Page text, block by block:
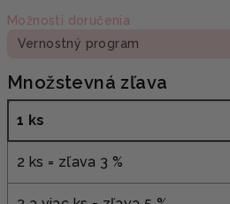
cena:
Možnosti doručenia
Vernostný program
Množstevná zľava
1 ks
2 ks = zľava 3 %